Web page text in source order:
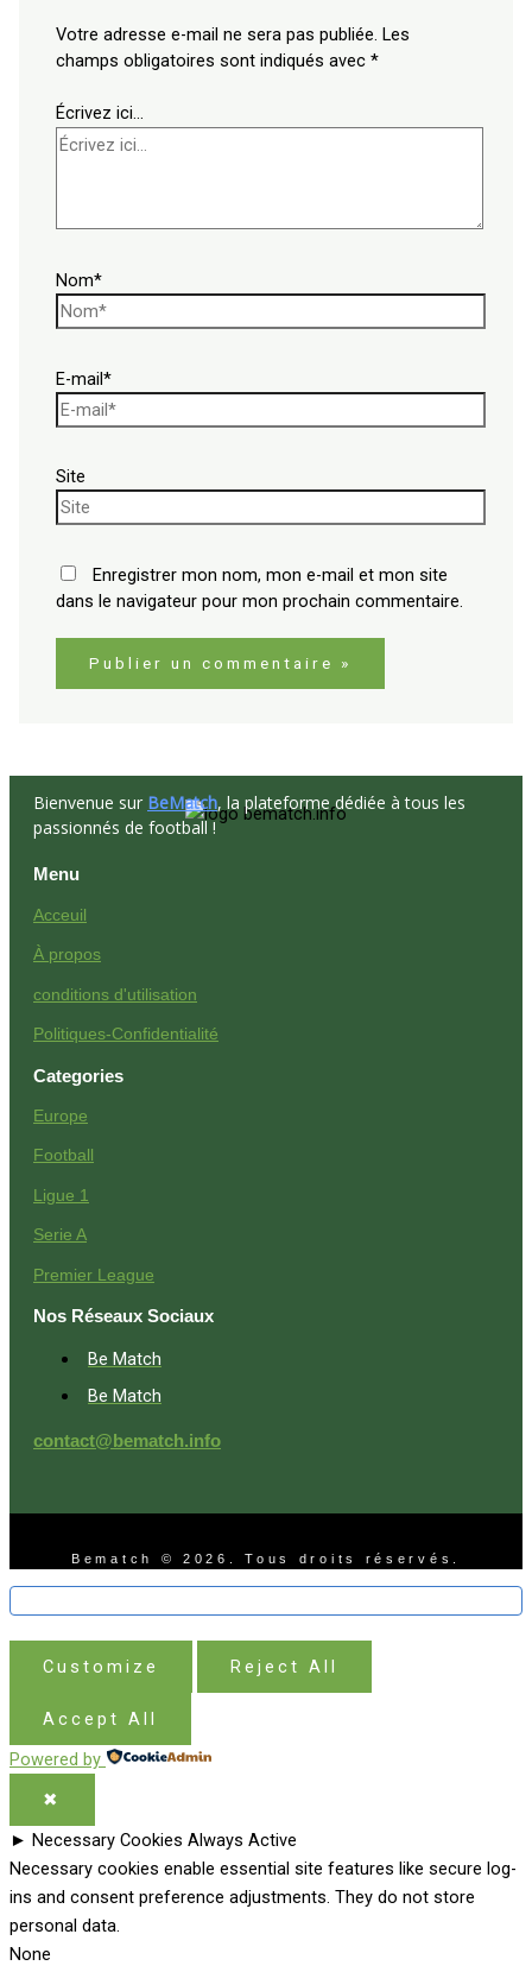
Votre adresse e-mail ne sera pas publiée. Les
champs obligatoires sont indiqués avec*
Écrivez ici…
Nom*
E-mail*
Site
Enregistrer mon nom, mon e-mail et mon site
dans le navigateur pour mon prochain commentaire.
Bienvenue sur BeMatch, la plateforme dédiée à tous les
passionnés de football !
Menu
Acceuil
À propos
conditions d'utilisation
Politiques-Confidentialité
Categories
Europe
Football
Ligue 1
Serie A
Premier League
Nos Réseaux Sociaux
Be Match
Be Match
contact@bematch.info
Bematch © 2026. Tous droits réservés.
Customize Reject All
Accept All
Powered by
✖
► Necessary Cookies Always Active
Necessary cookies enable essential site features like secure log-
ins and consent preference adjustments. They do not store
personal data.
None